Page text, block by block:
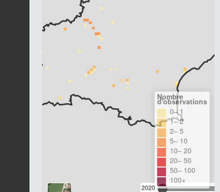
2020
Nombre
d'observations
0– 1
1– 2
2– 5
5– 10
10– 20
20– 50
50– 100
100+